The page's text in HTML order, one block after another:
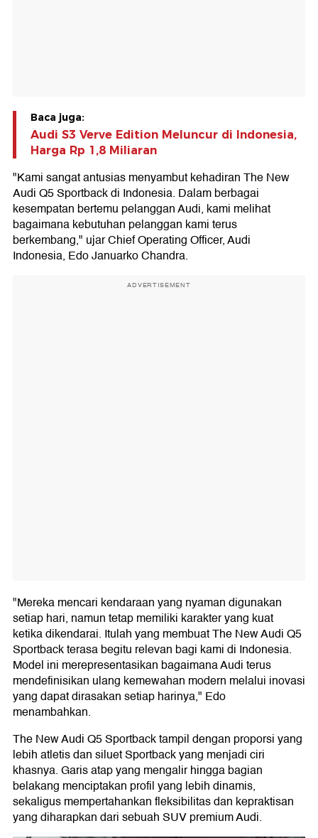
Baca juga:
Audi S3 Verve Edition Meluncur di Indonesia,
Harga Rp 1,8 Miliaran
"Kami sangat antusias menyambut kehadiran The New
Audi Q5 Sportback di Indonesia. Dalam berbagai
kesempatan bertemu pelanggan Audi, kami melihat
bagaimana kebutuhan pelanggan kami terus
berkembang," ujar Chief Operating Officer, Audi
Indonesia, Edo Januarko Chandra.
ADVERTISEMENT
"Mereka mencari kendaraan yang nyaman digunakan
setiap hari, namun tetap memiliki karakter yang kuat
ketika dikendarai. Itulah yang membuat The New Audi Q5
Sportback terasa begitu relevan bagi kami di Indonesia.
Model ini merepresentasikan bagaimana Audi terus
mendefinisikan ulang kemewahan modern melalui inovasi
yang dapat dirasakan setiap harinya," Edo
menambahkan.
The New Audi Q5 Sportback tampil dengan proporsi yang
lebih atletis dan siluet Sportback yang menjadi ciri
khasnya. Garis atap yang mengalir hingga bagian
belakang menciptakan profil yang lebih dinamis,
sekaligus mempertahankan fleksibilitas dan kepraktisan
yang diharapkan dari sebuah SUV premium Audi.